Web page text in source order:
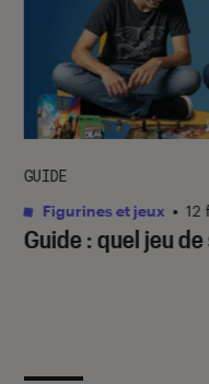
Guide : quel jeu
GUIDE
Figurines et jeux • 12